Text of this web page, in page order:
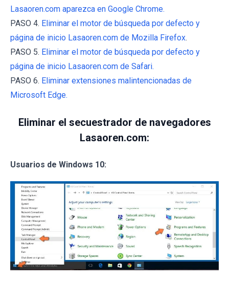
Lasaoren.com aparezca en Google Chrome.
PASO 4. Eliminar el motor de búsqueda por defecto y
página de inicio Lasaoren.com de Mozilla Firefox.
PASO 5. Eliminar el motor de búsqueda por defecto y
página de inicio Lasaoren.com de Safari.
PASO 6. Eliminar extensiones malintencionadas de
Microsoft Edge.
Eliminar el secuestrador de navegadores
Lasaoren.com:
Usuarios de Windows 10: